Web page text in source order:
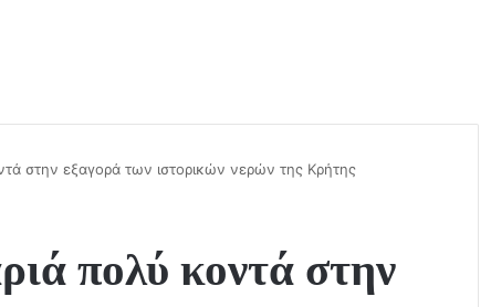
στην εξαγορά των ιστορικών νερών της Κρήτης
πολύ κοντά στην